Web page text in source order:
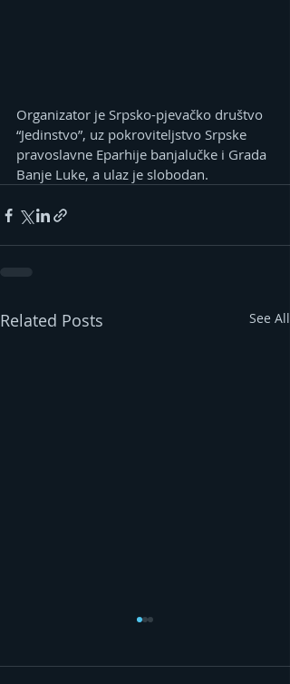
Organizator je Srpsko-pjevačko društvo
“Jedinstvo”, uz pokroviteljstvo Srpske
pravoslavne Eparhije banjalučke i Grada
Banje Luke, a ulaz je slobodan.
Related Posts See All